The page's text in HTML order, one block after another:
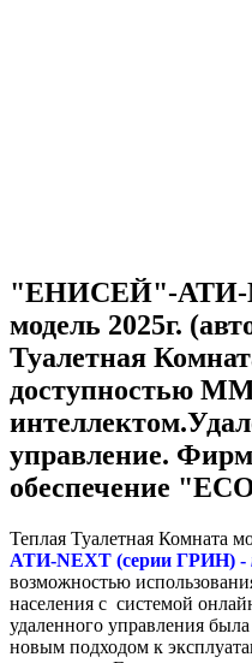
"ЕНИСЕЙ"-АТИ-
модель 2025г.
Туалетная
доступностью
управление.
обеспечение
Теплая Туалетная Комната
АТИ-NEXT (серии ГРИН) -
возможностью
населения с системой
удаленного управления
новым подходом к